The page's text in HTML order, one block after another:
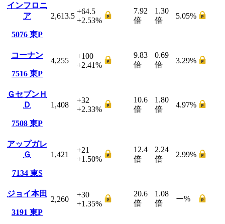
インフロニ
ア
5076 東P
2,613.5
+64.5
+2.53%
7.92
倍
1.30
倍
5.05%
コーナン
7516 東P
4,255
+100
+2.41%
9.83
倍
0.69
倍
3.29%
ＧセブンＨ
Ｄ
7508 東P
1,408
+32
+2.33%
10.6
倍
1.80
倍
4.97%
アップガレ
Ｇ
7134 東S
1,421
+21
+1.50%
12.4
倍
2.24
倍
2.99%
ジョイ本田
3191 東P
2,260
+30
+1.35%
20.6
倍
1.08
倍
ー%